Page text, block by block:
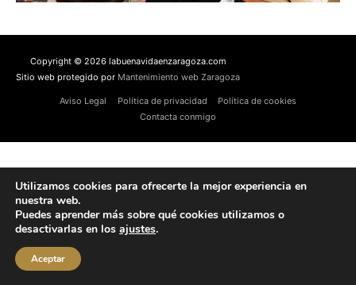
Copyright © 2026 labuenavidaenzaragoza.com
Sitio web protegido por Mantenimiento web Zaragoza
Aviso Legal Política de privacidad
Política de cookies
Contacta conmigo
Utilizamos cookies para ofrecerte la mejor experiencia en
nuestra web.
Puedes aprender más sobre qué cookies utilizamos o
desactivarlas en los ajustes.
Aceptar